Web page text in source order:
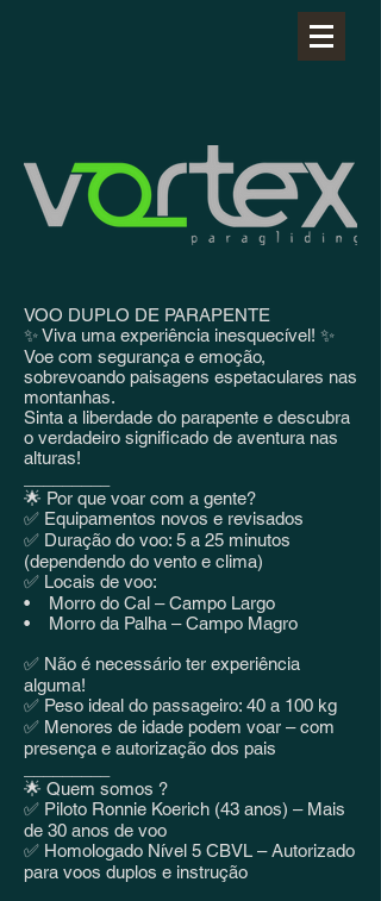
VOO DUPLO DE PARAPENTE
✨ Viva uma experiência inesquecível! ✨
Voe com segurança e emoção,
sobrevoando paisagens espetaculares nas
montanhas.
Sinta a liberdade do parapente e descubra
o verdadeiro significado de aventura nas
alturas!
🌟 Por que voar com a gente?
✅ Equipamentos novos e revisados
✅ Duração do voo: 5 a 25 minutos
(dependendo do vento e clima)
✅ Locais de voo:
• Morro do Cal – Campo Largo
• Morro da Palha – Campo Magro
✅ Não é necessário ter experiência
alguma!
✅ Peso ideal do passageiro: 40 a 100 kg
✅ Menores de idade podem voar – com
presença e autorização dos pais
🌟 Quem somos ?
✅ Piloto Ronnie Koerich (43 anos) – Mais
de 30 anos de voo
✅ Homologado Nível 5 CBVL – Autorizado
para voos duplos e instrução